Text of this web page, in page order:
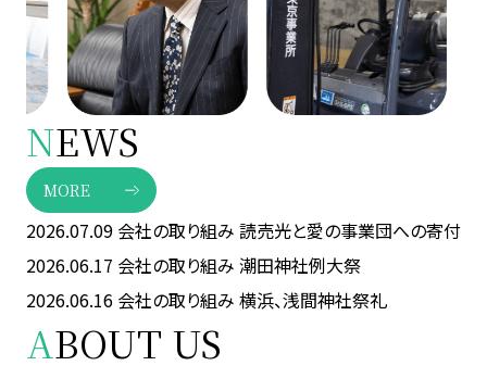
NEWS
MORE
2026.07.09 会社の取り組み 読売光と愛の事業団への寄付
2026.06.17 会社の取り組み 潮田神社例大祭
2026.06.16 会社の取り組み 横浜、浅間神社祭礼
ABOUT US